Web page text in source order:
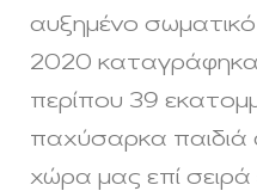
αυξημένο
2020
περίπου 39
παχύσαρκα παιδιά
χώρα μας επί σειρά